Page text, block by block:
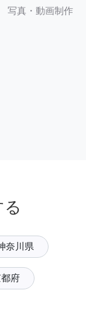
写真・動画制作
奈川県
府